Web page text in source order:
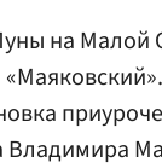
на
Владимира